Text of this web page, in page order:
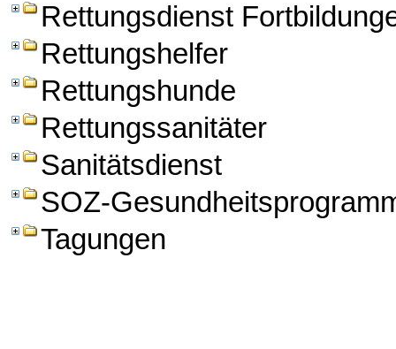
Rettungsdienst
Rettungshelfer
Rettungshunde
Rettungssanitäter
Sanitätsdienst
SOZ-
Tagungen